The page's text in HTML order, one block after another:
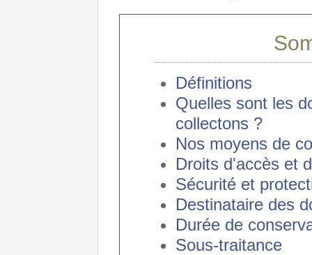
Définitions
Quelles sont les
collectons ?
Nos moyens de
Droits d'accès et
Sécurité et
Destinataire des
Durée de
Sous-traitance